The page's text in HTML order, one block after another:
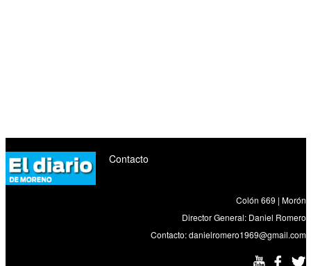
Contacto
Colón 669 | Morón
Director General: Daniel Romero
Contacto:danielromero1969@gmail.com